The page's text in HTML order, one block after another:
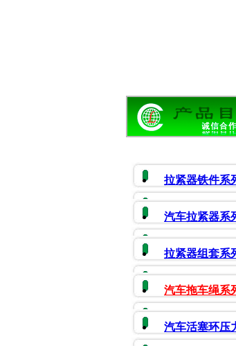
拉紧器铁件系
汽车拉紧器系
拉紧器组套系
汽车拖车绳系
汽车活塞环压